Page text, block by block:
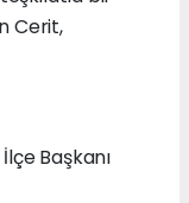
Cerit,
Başkanı